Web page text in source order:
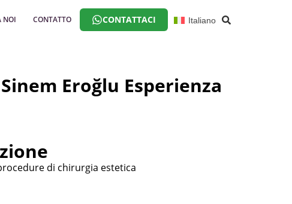
NOI CONTATTO CONTATTACI Italiano
Eroğlu Esperienza
di chirurgia estetica